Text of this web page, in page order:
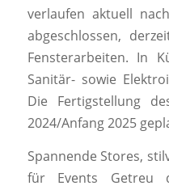
verlaufen aktuell
abgeschlossen,
Fensterarbeiten. In
Sanitär- sowie
Die Fertigstellung
2024/Anfang 2025
Spannende Stores,
für Events Getreu